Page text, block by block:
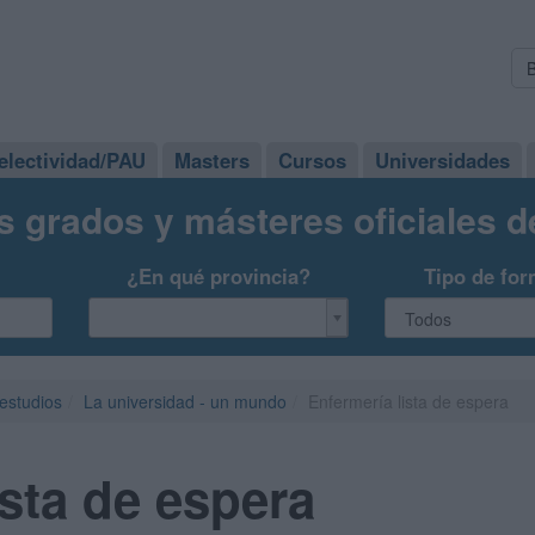
PAU Masters Cursos Universidades
grados y másteres oficiales
¿En qué provincia? Tipo de
La universidad - un mundo
de espera